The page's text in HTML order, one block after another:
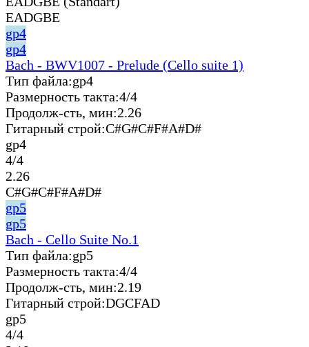
EADGBE
gp4
gp4
Bach - BWV1007 - Prelude (Cello suite 1)
Тип файла:gp4
Размерность такта:4/4
Продолж-сть, мин:2.26
Гитарный строй:C#G#C#F#A#D#
gp4
4/4
2.26
C#G#C#F#A#D#
gp5
gp5
Bach - Cello Suite No.1
Тип файла:gp5
Размерность такта:4/4
Продолж-сть, мин:2.19
Гитарный строй:DGCFAD
gp5
4/4